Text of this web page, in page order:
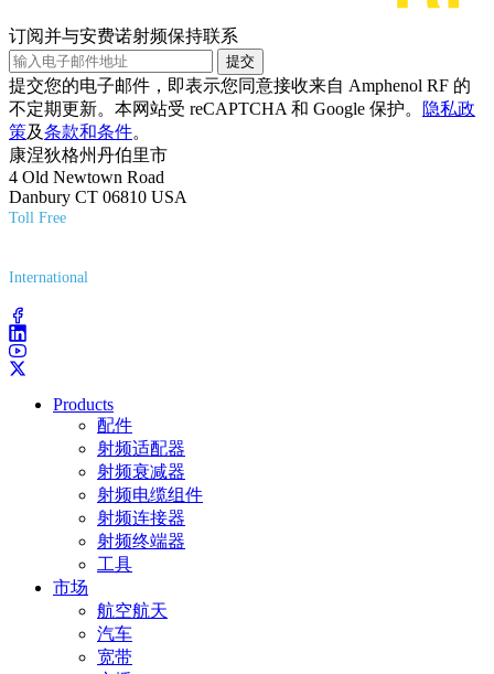
订阅并与安费诺射频保持联系
提交
提交您的电子邮件，即表示您同意接收来自 Amphenol RF 的
不定期更新。本网站受 reCAPTCHA 和 Google 保护。
隐私政
策及条款和条件。
康涅狄格州丹伯里市
4 Old Newtown Road
Danbury CT 06810 USA
Toll Free
International
Products
配件
射频适配器
射频衰减器
射频电缆组件
射频连接器
射频终端器
工具
市场
航空航天
汽车
宽带